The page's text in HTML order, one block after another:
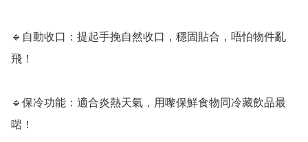
🔹自動收口：提起手挽自然收口，穩固貼合，唔怕物件亂
飛！
🔹保冷功能：適合炎熱天氣，用嚟保鮮食物同冷藏飲品最
啱！